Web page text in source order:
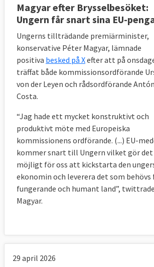
Magyar efter Brysselbesöket:
Ungern får snart sina EU-
Ungerns tillträdande premiärminister,
konservative Péter Magyar, lämnade
positiva besked på Xefter att på
träffat både kommissionsordförande
von der Leyen och rådsordförande
Costa.
“Jag hade ett mycket konstruktivt och
produktivt möte med Europeiska
kommissionens ordförande. (...) EU-
kommer snart till Ungern vilket gör det
möjligt för oss att kickstarta den
ekonomin och leverera det som
fungerande och humant land”, twittrade
Magyar.
29 april 2026